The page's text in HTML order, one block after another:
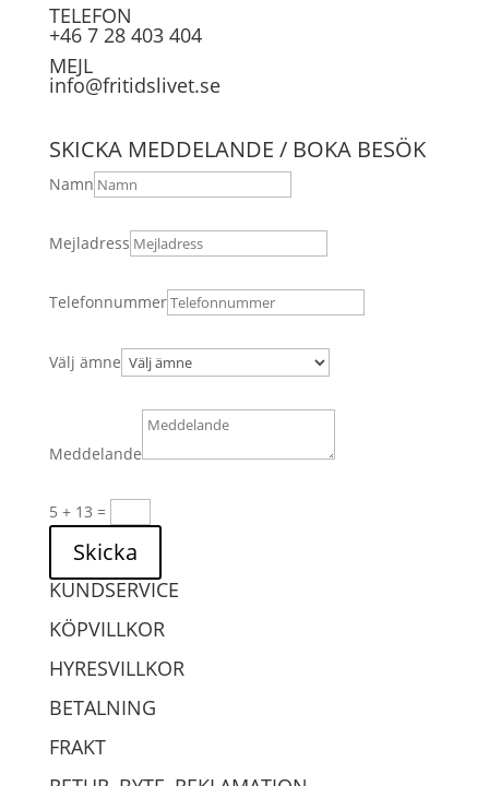
TELEFON
+46 7 28 403 404
MEJL
info@fritidslivet.se
SKICKA MEDDELANDE / BOKA BESÖK
Namn
Mejladress
Telefonnummer
Välj ämne
Meddelande
5 + 13 =
Skicka
KUNDSERVICE
KÖPVILLKOR
HYRESVILLKOR
BETALNING
FRAKT